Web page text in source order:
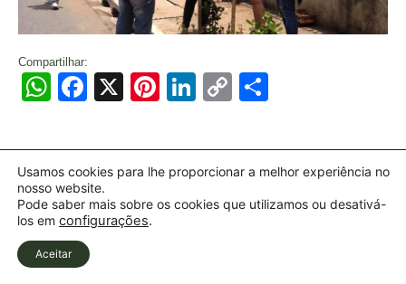
Compartilhar:
WhatsApp
Facebook
X Pinterest
LinkedIn
Copy
Todos diretos reservados | Copyright 2026 ©
Usamos cookies para lhe proporcionar a melhor experiência no
nosso website.
Pode saber mais sobre os cookies que utilizamos ou desativá-
los em configurações.
Aceitar